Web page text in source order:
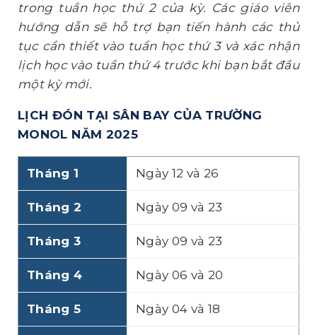
trong tuần học thứ 2 của kỳ. Các giáo viên
hướng dẫn sẽ hỗ trợ bạn tiến hành các thủ
tục cần thiết vào tuần học thứ 3 và xác nhận
lịch học vào tuần thứ 4 trước khi bạn bắt đầu
một kỳ mới.
LỊCH ĐÓN TẠI SÂN BAY CỦA TRƯỜNG
MONOL NĂM 2025
Tháng 1 Ngày 12 và 26
Tháng 2 Ngày 09 và 23
Tháng 3 Ngày 09 và 23
Tháng 4 Ngày 06 và 20
Tháng 5 Ngày 04 và 18